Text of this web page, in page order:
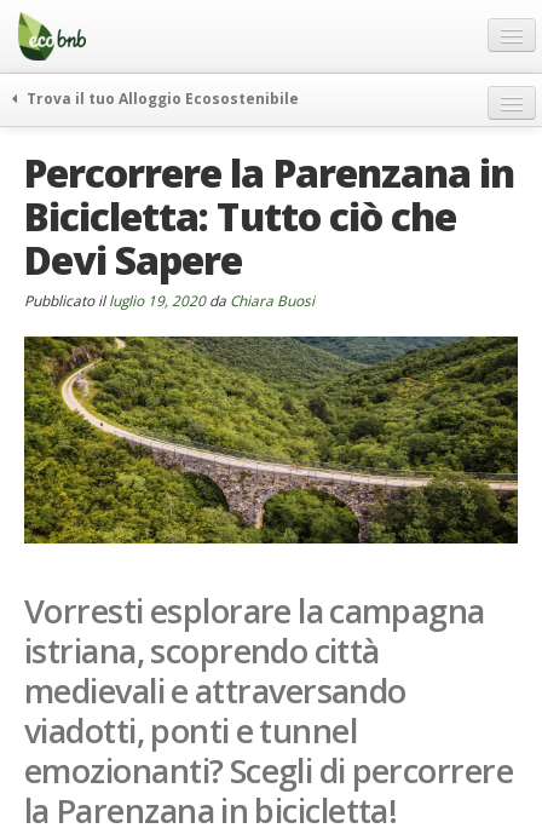
Menu
Salta
contenuto
Offerte Speciali
Regali
FAQ
Chi Siamo
Partner
Contatti
Italiano
German
English
Spanish
Italiano
Trova il tuo Alloggio Ecosostenibile
itinerari
curiosità
vivere e viaggiare verde
rassegna stampa
Percorrere la Parenzana in
Bicicletta: Tutto ciò che
Devi Sapere
Pubblicato illuglio 19, 2020da Chiara Buosi
Vorresti esplorare la campagna
istriana, scoprendo città
medievali e attraversando
viadotti, ponti e tunnel
emozionanti? Scegli di percorrere
la Parenzana in bicicletta!